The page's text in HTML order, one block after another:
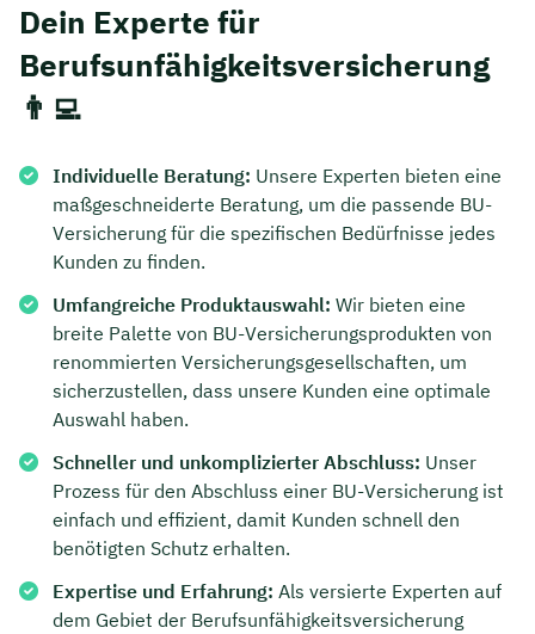
Dein Experte für
Berufsunfähigkeitsversicherung
👨‍💻
Individuelle Beratung: Unsere Experten bieten eine
maßgeschneiderte Beratung, um die passende BU-
Versicherung für die spezifischen Bedürfnisse jedes
Kunden zu finden.
Umfangreiche Produktauswahl: Wir bieten eine
breite Palette von BU-Versicherungsprodukten von
renommierten Versicherungsgesellschaften, um
sicherzustellen, dass unsere Kunden eine optimale
Auswahl haben.
Schneller und unkomplizierter Abschluss: Unser
Prozess für den Abschluss einer BU-Versicherung ist
einfach und effizient, damit Kunden schnell den
benötigten Schutz erhalten.
Expertise und Erfahrung: Als versierte Experten auf
dem Gebiet der Berufsunfähigkeitsversicherung